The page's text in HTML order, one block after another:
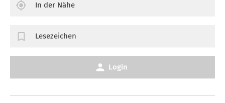
In der Nähe
Lesezeichen
Login